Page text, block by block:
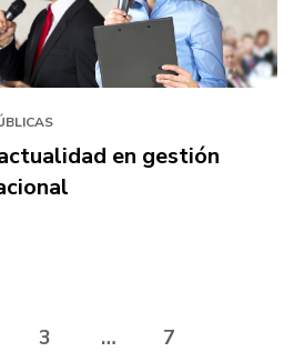
en gestión
3 … 7